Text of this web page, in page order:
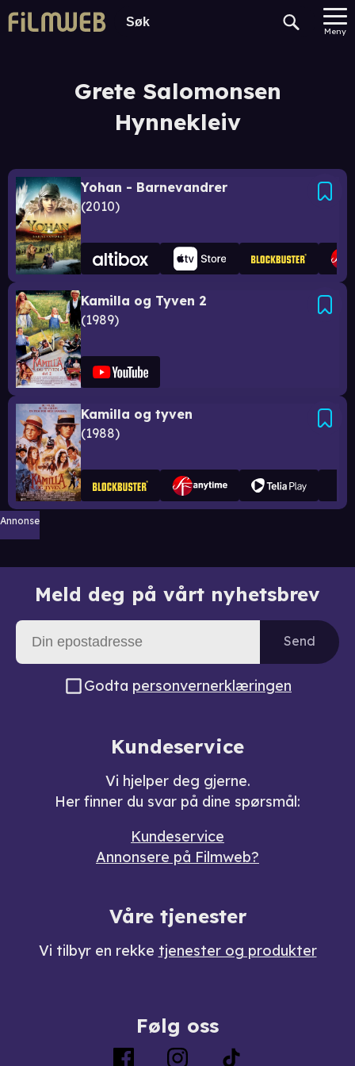
Meny
Grete Salomonsen
Hynnekleiv
Yohan - Barnevandrer
2010
Kamilla og Tyven 2
1989
Kamilla og tyven
1988
Annonse
Meld deg på vårt nyhetsbrev
Send
Godta personvernerklæringen
Kundeservice
Vi hjelper deg gjerne.
Her finner du svar på dine spørsmål:
Kundeservice
Annonsere på Filmweb?
Våre tjenester
Vi tilbyr en rekke tjenester og produkter
Følg oss